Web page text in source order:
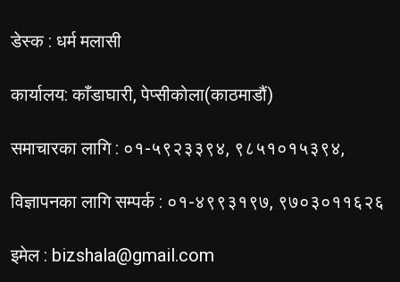
डेस्क : धर्म मलासी
कार्यालय: काँडाघारी, पेप्सीकोला(काठमाडौं)
समाचारका लागि : ०१-५९२३३९४, ९८५१०१५३९४,
विज्ञापनका लागि सम्पर्क : ०१-४९९३१९७, ९७०३०११६२६
इमेल : bizshala@gmail.com